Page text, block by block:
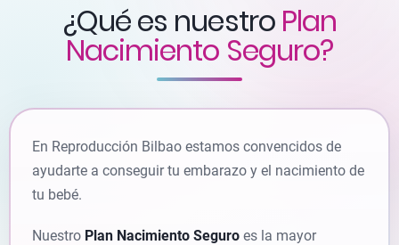
¿Qué es nuestro Plan
Nacimiento Seguro?
En Reproducción Bilbao estamos convencidos de
ayudarte a conseguir tu embarazo y el nacimiento de
tu bebé.
Nuestro Plan Nacimiento Seguroes la mayor